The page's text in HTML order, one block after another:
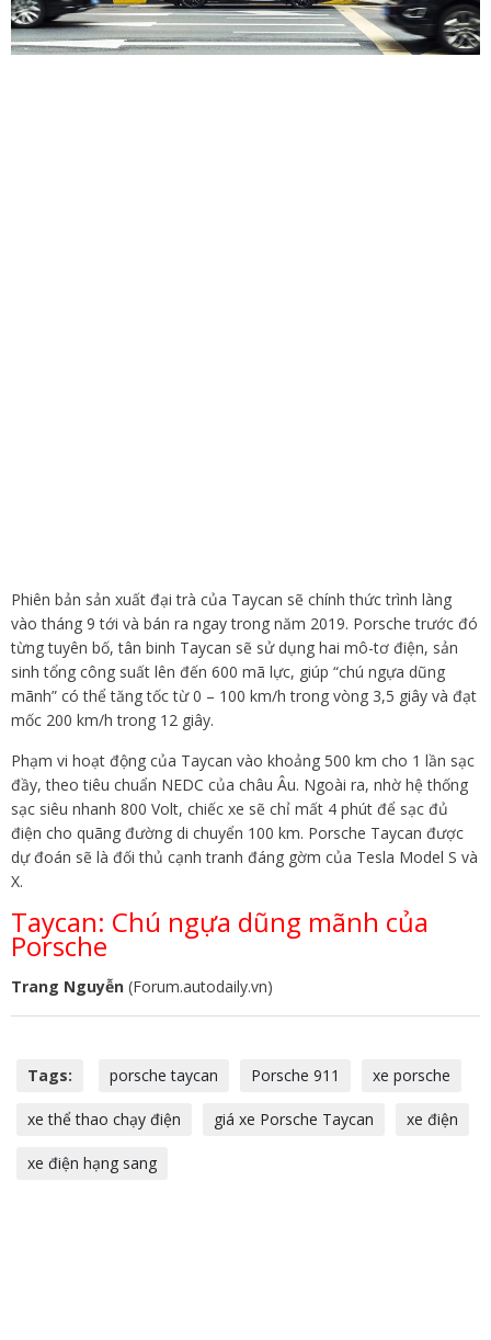
Phiên bản sản xuất đại trà của Taycan sẽ chính thức trình làng
vào tháng 9 tới và bán ra ngay trong năm 2019. Porsche trước đó
từng tuyên bố, tân binh Taycan sẽ sử dụng hai mô-tơ điện, sản
sinh tổng công suất lên đến 600 mã lực, giúp “chú ngựa dũng
mãnh” có thể tăng tốc từ 0 – 100 km/h trong vòng 3,5 giây và đạt
mốc 200 km/h trong 12 giây.
Phạm vi hoạt động của Taycan vào khoảng 500 km cho 1 lần sạc
đầy, theo tiêu chuẩn NEDC của châu Âu. Ngoài ra, nhờ hệ thống
sạc siêu nhanh 800 Volt, chiếc xe sẽ chỉ mất 4 phút để sạc đủ
điện cho quãng đường di chuyển 100 km. Porsche Taycan được
dự đoán sẽ là đối thủ cạnh tranh đáng gờm của Tesla Model S và
X.
Taycan: Chú ngựa dũng mãnh của
Porsche
Trang Nguyễn (Forum.autodaily.vn)
Tags: porsche taycan Porsche 911 xe porsche
xe thể thao chạy điện giá xe Porsche Taycan xe điện
xe điện hạng sang